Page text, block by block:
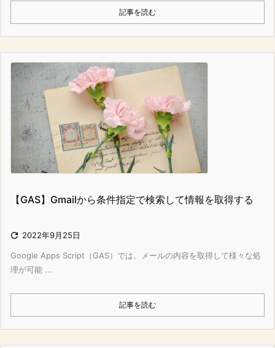
記事を読む
【GAS】Gmailから条件指定で検索して情報を取得する
 2022年9月25日
Google Apps Script（GAS）では、メールの内容を取得して様々な処
理が可能 ...
記事を読む